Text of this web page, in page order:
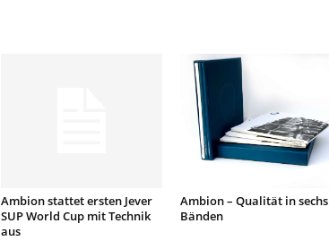
Ambion stattet ersten Jever
SUP World Cup mit Technik
aus
Ambion – Qualität in sechs
Bänden